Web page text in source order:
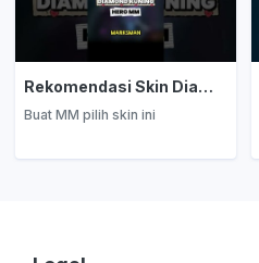
Rekomendasi Skin Diamond Kuning: Marksman
Buat MM pilih skin ini